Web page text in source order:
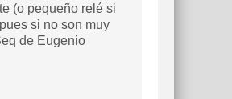
(o pequeño relé si
si no son muy
de Eugenio